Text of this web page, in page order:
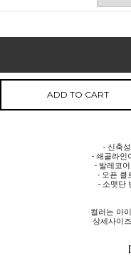
ADD TO CART
- 신축
- 쇄골라인
- 발레코
- 오픈 클
- 소맷단
컬러는 아
상세사이